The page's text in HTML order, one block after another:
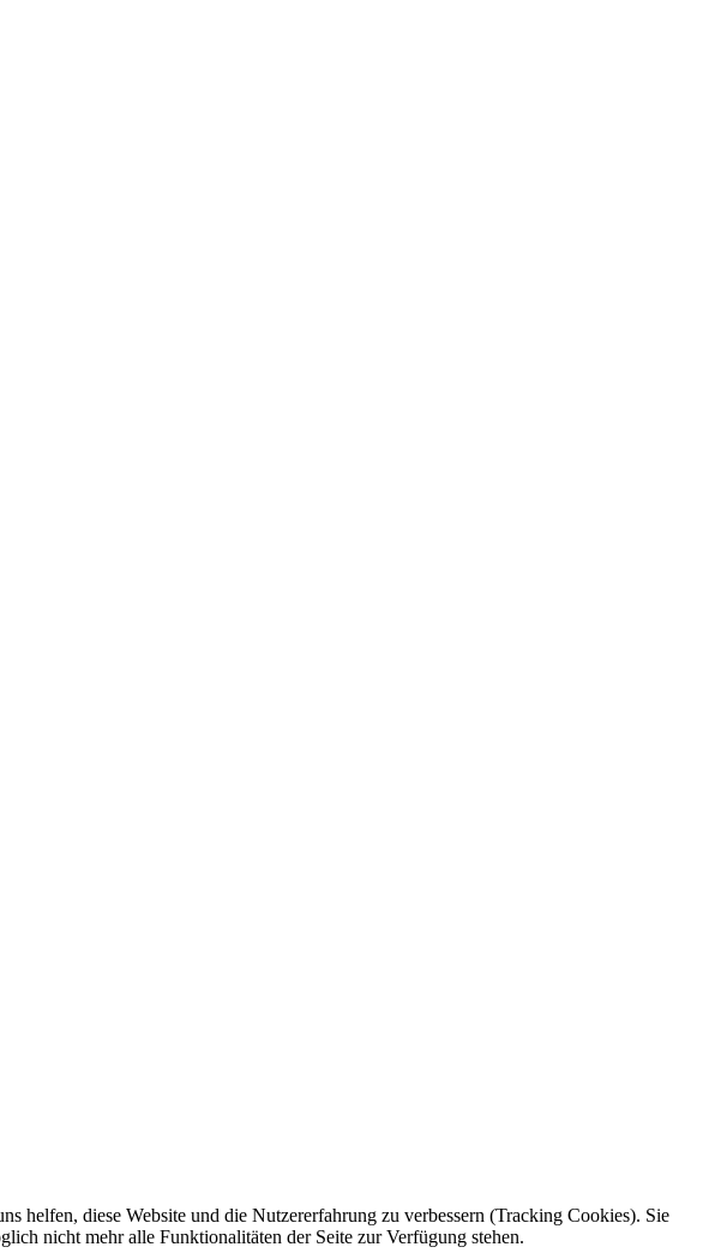
helfen, diese Website und die Nutzererfahrung zu verbessern (Tracking Cookies). Sie
nicht mehr alle Funktionalitäten der Seite zur Verfügung stehen.